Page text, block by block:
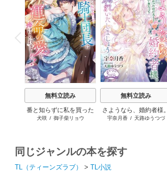
P
r
e
v
i
o
u
s
無料立読み
番と知らずに私を買った
純愛こじらせ騎士団長に
犬咲/ 御子柴リョウ
無料立読み
さようなら、婚約者様。
これにてお別れいたしま
宇奈月香/ 天路ゆうつづ
同じジャンルの本を探す
TL（ティーンズラブ） > TL小説